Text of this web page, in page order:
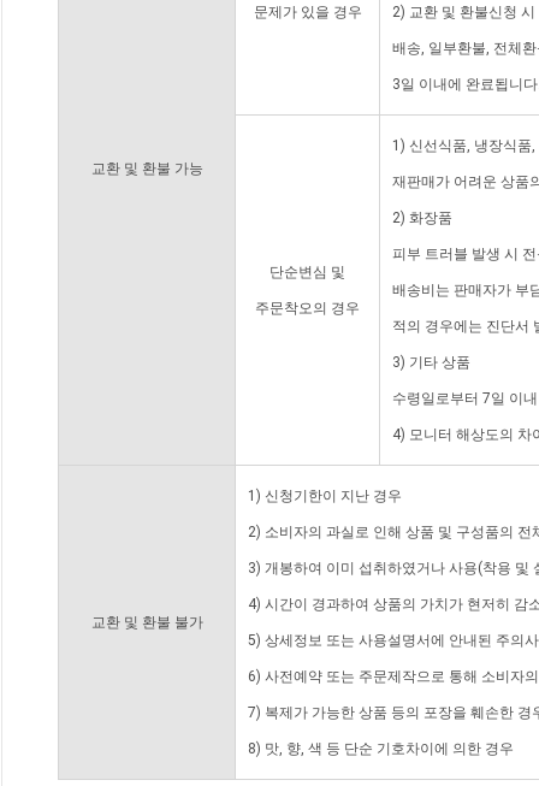
교환 및 환불 가능
문제가 있을 경우 2) 교환 및 환불신청
배송, 일부환불, 전체
3일 이내에 완료됩니
단순변심 및
주문착오의 경우
1) 신선식품, 냉장식품
재판매가 어려운 상품
2) 화장품
피부 트러블 발생 시
배송비는 판매자가 부
적의 경우에는 진단서
3) 기타 상품
수령일로부터 7일 이
4) 모니터 해상도의 차
교환 및 환불 불가
1) 신청기한이 지난 경우
2) 소비자의 과실로 인해 상품 및 구성품의
3) 개봉하여 이미 섭취하였거나 사용(착용 및
4) 시간이 경과하여 상품의 가치가 현저히 감
5) 상세정보 또는 사용설명서에 안내된 주의
6) 사전예약 또는 주문제작으로 통해 소비자
7) 복제가 가능한 상품 등의 포장을 훼손한 경
8) 맛, 향, 색 등 단순 기호차이에 의한 경우